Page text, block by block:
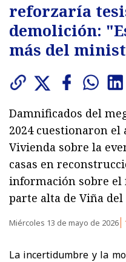
reforzaría
demolición:
más del
Damnificados del
2024 cuestionaron
Vivienda sobre la
casas en
información sobre el
parte alta de Viña del
Miércoles 13 de mayo de 2026
La incertidumbre y la